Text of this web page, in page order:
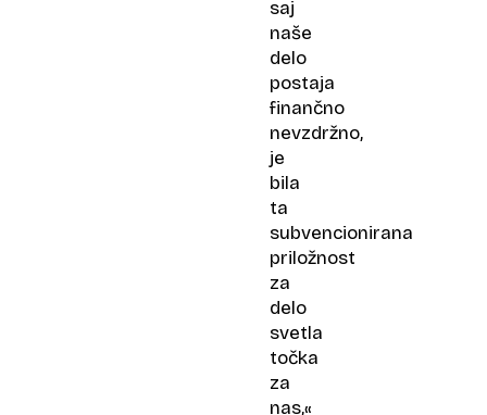
saj
naše
delo
postaja
finančno
nevzdržno,
je
bila
ta
subvencionirana
priložnost
za
delo
svetla
točka
za
nas,«